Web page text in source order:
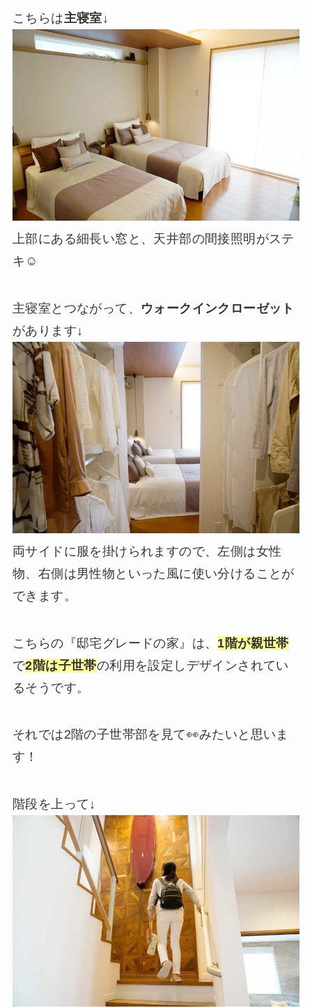
こちらは主寝室↓
上部にある細長い窓と、天井部の間接照明がステ
キ☺️
主寝室とつながって、
ウォークインクローゼット
があります↓
両サイドに服を掛けられますので、左側は女性
物、右側は男性物といった風に使い分けることが
できます。
こちらの『邸宅グレードの家』は、 1階が親世帯
で2階は子世帯の利用を設定しデザインされてい
るそうです。
それでは2階の子世帯部を見て👀みたいと思いま
す！
階段を上って↓